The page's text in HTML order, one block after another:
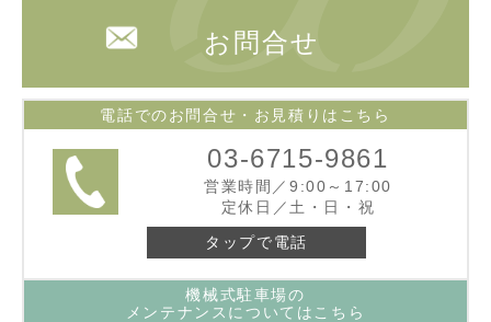
お問合せ
電話でのお問合せ・お見積りはこちら
03-6715-9861
営業時間／9:00～17:00
定休日／土・日・祝
タップで電話
機械式駐車場の
メンテナンスについてはこちら